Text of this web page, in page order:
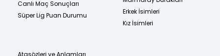
Canlı Maç Sonuçları
Süper Lig Puan Durumu
Erkek İsimleri
Kız İsimleri
Atasözleri ve Anlamları